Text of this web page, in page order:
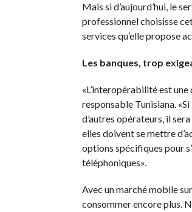
Mais si d’aujourd’hui, le
professionnel choisisse
services qu’elle propose
Les banques, trop
«L’interopérabilité est
responsable Tunisiana.
d’autres opérateurs, il
elles doivent se mettre
options spécifiques pour
téléphoniques».
Avec un marché mobile
consommer encore plus.